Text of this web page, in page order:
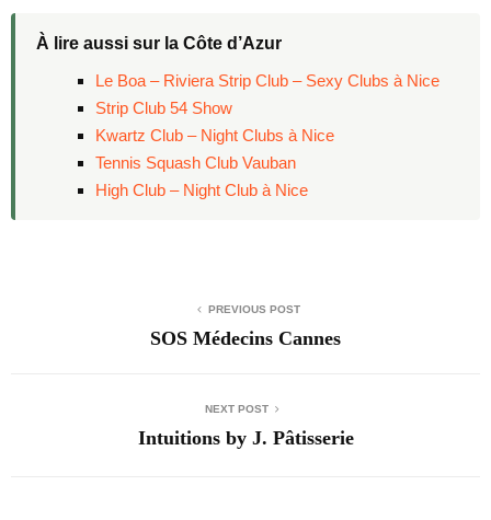
À lire aussi sur la Côte d’Azur
Le Boa – Riviera Strip Club – Sexy Clubs à Nice
Strip Club 54 Show
Kwartz Club – Night Clubs à Nice
Tennis Squash Club Vauban
High Club – Night Club à Nice
PREVIOUS POST
SOS Médecins Cannes
NEXT POST
Intuitions by J. Pâtisserie